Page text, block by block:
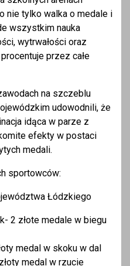
nie tylko walka o medale i
wszystkim nauka
wytrwałości oraz
przez całe
na szczeblu
udowodnili, że
idąca w parze z
efekty w postaci
medali.
sportowców:
Łódzkiego
2 złote medale w biegu
medal w skoku w dal
medal w rzucie